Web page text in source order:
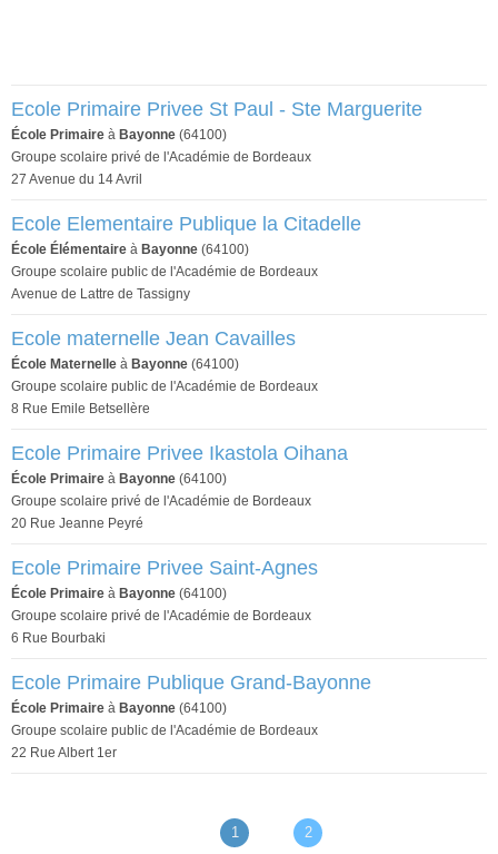
Ecole Primaire Privee St Paul - Ste Marguerite
École Primaire à Bayonne (64100)
Groupe scolaire privé de l'Académie de Bordeaux
27 Avenue du 14 Avril
Ecole Elementaire Publique la Citadelle
École Élémentaire à Bayonne (64100)
Groupe scolaire public de l'Académie de Bordeaux
Avenue de Lattre de Tassigny
Ecole maternelle Jean Cavailles
École Maternelle à Bayonne (64100)
Groupe scolaire public de l'Académie de Bordeaux
8 Rue Emile Betsellère
Ecole Primaire Privee Ikastola Oihana
École Primaire à Bayonne (64100)
Groupe scolaire privé de l'Académie de Bordeaux
20 Rue Jeanne Peyré
Ecole Primaire Privee Saint-Agnes
École Primaire à Bayonne (64100)
Groupe scolaire privé de l'Académie de Bordeaux
6 Rue Bourbaki
Ecole Primaire Publique Grand-Bayonne
École Primaire à Bayonne (64100)
Groupe scolaire public de l'Académie de Bordeaux
22 Rue Albert 1er
1 2